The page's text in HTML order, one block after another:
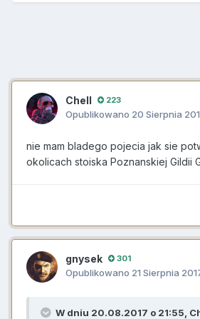
Chell 223
Opublikowano 20 Sierpnia
nie mam bladego pojecia jak sie
okolicach stoiska Poznanskiej Gildii
gnysek 301
Opublikowano 21 Sierpnia
W dniu 20.08.2017 o 21:55,